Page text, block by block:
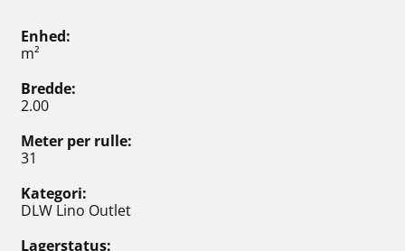
Enhed
m²
Bredde
2.00
Meter per rulle
31
Kategori
DLW Lino Outlet
Lagerstatus